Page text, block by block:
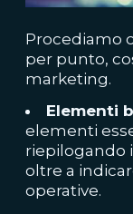
Procediamo
per punto,
marketing.
Elementi
elementi
riepilogando
oltre a
operative.